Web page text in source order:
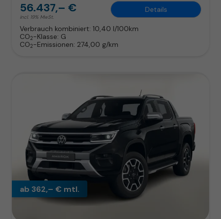
56.437,– €
incl. 19% MwSt.
Details
Verbrauch kombiniert: 10,40 l/100km
CO2-Klasse: G
CO2-Emissionen: 274,00 g/km
ab 362,– € mtl.